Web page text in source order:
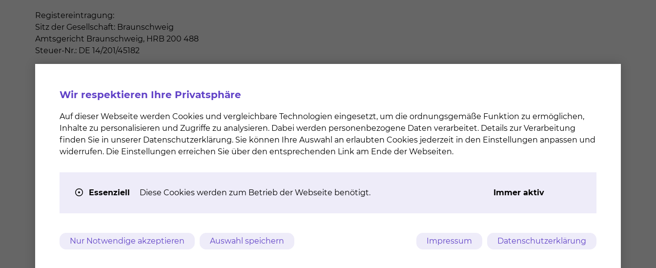
Registereintragung:
Sitz der Gesellschaft: Braunschweig
Amtsgericht Braunschweig, HRB 200 488
Steuer-Nr.: DE 14/201/45182
skbs.digital GmbH
38118 Braunschweig
skbsdigital@skbs.digital
10559 Berlin
condat@condat.de
Wir respektieren Ihre Privatsphäre
Auf dieser Webseite werden Cookies und vergleichbare Technologien eingesetzt, um die ordnungsgemäße Funktion zu ermöglichen,
Inhalte zu personalisieren und Zugriffe zu analysieren. Dabei werden personenbezogene Daten verarbeitet. Details zur Verarbeitung
finden Sie in unserer Datenschutzerklärung. Sie können Ihre Auswahl an erlaubten Cookies jederzeit in den Einstellungen anpassen und
widerrufen. Die Einstellungen erreichen Sie über den entsprechenden Link am Ende der Webseiten.
Essenziell Diese Cookies werden zum Betrieb der Webseite benötigt. Immer aktiv
Nur Notwendige akzeptieren Auswahl speichern Datenschutzerklärung
Impressum